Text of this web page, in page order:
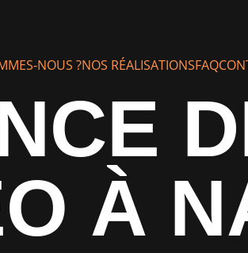
NOUS ?NOS RÉALISATIONSFAQ
À